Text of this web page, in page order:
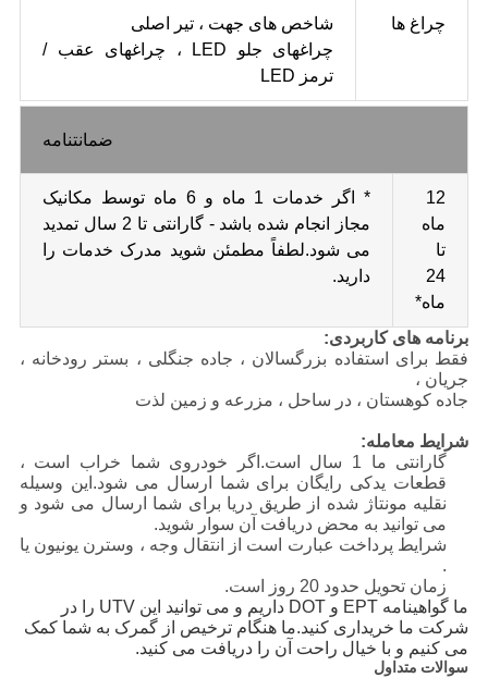
چراغ ها
شاخص های جهت ، تیر اصلی
چراغهای جلو LED ، چراغهای عقب /
ترمز LED
ضمانتنامه
12
ماه
تا
24
ماه*
* اگر خدمات 1 ماه و 6 ماه توسط مکانیک
مجاز انجام شده باشد - گارانتی تا 2 سال تمدید
می شود.لطفاً مطمئن شوید مدرک خدمات را
دارید.
برنامه های کاربردی:
فقط برای استفاده بزرگسالان ، جاده جنگلی ، بستر رودخانه ،
جریان ،
جاده کوهستان ، در ساحل ، مزرعه و زمین لذت
شرایط معامله:
گارانتی ما 1 سال است.اگر خودروی شما خراب است ،
قطعات یدکی رایگان برای شما ارسال می شود.این وسیله
نقلیه مونتاژ شده از طریق دریا برای شما ارسال می شود و
می توانید به محض دریافت آن سوار شوید.
شرایط پرداخت عبارت است از انتقال وجه ، وسترن یونیون یا
.
زمان تحویل حدود 20 روز است.
ما گواهینامه EPT و DOT داریم و می توانید این UTV را در
شرکت ما خریداری کنید.ما هنگام ترخیص از گمرک به شما کمک
می کنیم و با خیال راحت آن را دریافت می کنید.
سوالات متداول